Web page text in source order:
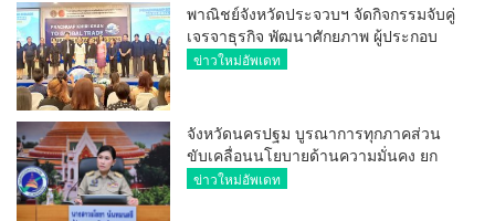
พาณิชย์จังหวัดประจวบฯ จัดกิจกรรมจับคู่
เจรจาธุรกิจ พัฒนาศักยภาพ ผู้ประกอบ
การ ขยายช่องทางการค้า สู่การค้า
ข่าวใหม่อัพเดท
จังหวัดนครปฐม บูรณาการทุกภาคส่วน
ขับเคลื่อนนโยบายด้านความมั่นคง ยก
ระดับการป้องกันอาชญากรรมทาง
ข่าวใหม่อัพเดท